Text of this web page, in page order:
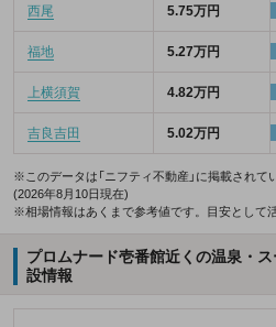
西尾 5.75万円
福地 5.27万円
上横須賀 4.82万円
吉良吉田 5.02万円
※このデータは「ニフティ不動産」に掲載されて
(2026年8月10日現在)
※相場情報はあくまで参考値です。目安として
プロムナード壱番館近くの温泉・
設情報